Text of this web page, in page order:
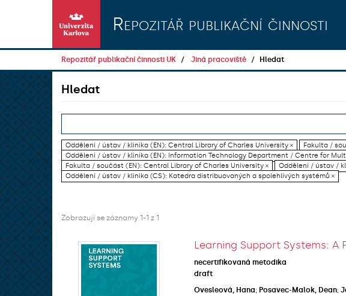
Repozitář publikační činnosti
Repozitář publikační činnosti UK Jiná pracoviště Hledat
Hledat
Oddělení / ústav / klinika (EN): Central Library of Charles University ×
Fakulta /
Oddělení / ústav / klinika (EN): Information Technology Department / Centre for
Fakulta / součást (EN): Central Library of Charles University ×
Oddělení / ústav /
Oddělení / ústav / klinika (CS): Katedra distribuovaných a spolehlivých systémů ×
Zobrazují se záznamy 1-1 z 1
Learning Support Systems:
necertifikovaná metodika
draft
Ovesleová, Hana; Posavec-Malok, Dean;